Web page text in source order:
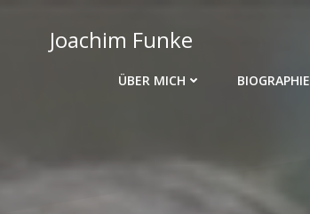
springenJoachim Funke
ÜBER MICH BIOGRAPHIE